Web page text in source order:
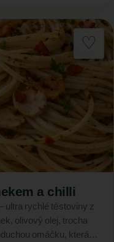
a chilli
ultra rychlé těstoviny z
olivový olej, trocha
omáčku, která